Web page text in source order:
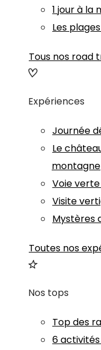
1 jour à la
Les
Tous nos road
Expériences
Journée
Le
montagne
Voie
Visite
Mystères
Toutes nos
Nos tops
Top des
6